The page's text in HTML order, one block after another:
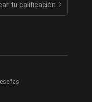
tu calificación